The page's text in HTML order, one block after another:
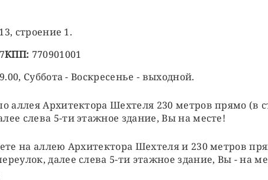
строение 1.
КПП: 770901001
Суббота - Воскресенье - выходной.
аллея Архитектора Шехтеля 230 метров прямо (в
слева 5-ти этажное здание, Вы на месте!
на аллею Архитектора Шехтеля и 230 метров
далее слева 5-ти этажное здание, Вы - на